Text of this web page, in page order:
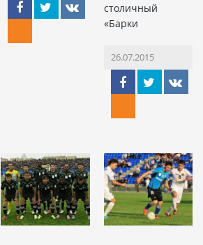
столичный
«Барки
26.07.2015